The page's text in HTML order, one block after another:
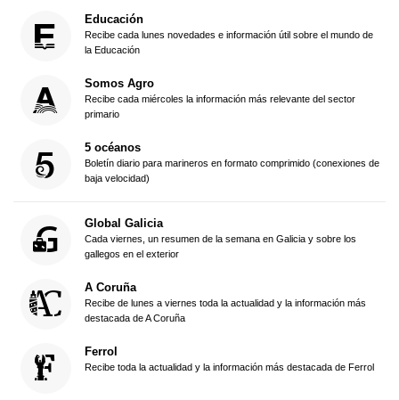
Educación
Recibe cada lunes novedades e información útil sobre el mundo de
la Educación
Somos Agro
Recibe cada miércoles la información más relevante del sector
primario
5 océanos
Boletín diario para marineros en formato comprimido (conexiones de
baja velocidad)
Global Galicia
Cada viernes, un resumen de la semana en Galicia y sobre los
gallegos en el exterior
A Coruña
Recibe de lunes a viernes toda la actualidad y la información más
destacada de A Coruña
Ferrol
Recibe toda la actualidad y la información más destacada de Ferrol